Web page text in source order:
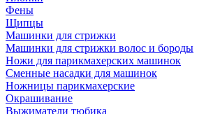
Фены
Щипцы
Машинки для стрижки
Машинки для стрижки волос и бороды
Ножи для парикмахерских машинок
Сменные насадки для машинок
Ножницы парикмахерские
Окрашивание
Выжиматели тюбика